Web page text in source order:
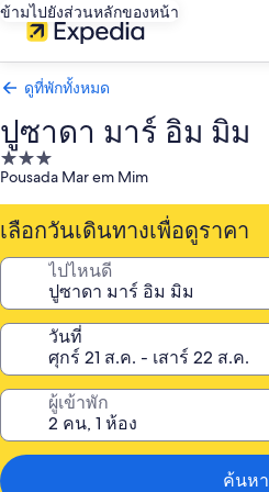
ข้ามไปยังส่วนหลักของหน้า
ดูที่พักทั้งหมด
ปูซาดา มาร์ อิม มิม
ที่พัก
3.0
Pousada Mar em Mim
เลือกวันเดินทางเพื่อดูราคา
ไปไหนดี
วันที่
ผู้เข้าพัก
ค้นหา